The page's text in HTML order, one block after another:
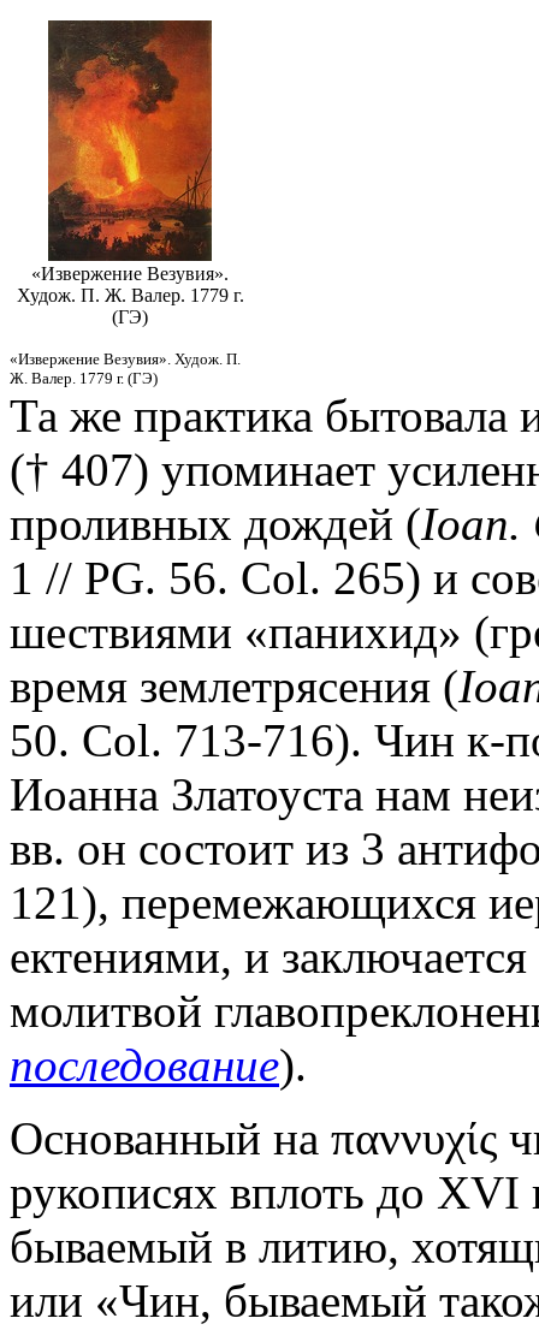
«Извержение Везувия».
Худож. П. Ж. Валер. 1779 г.
(ГЭ)
«Извержение Везувия». Худож. П.
Ж. Валер. 1779 г. (ГЭ)
Та же практика бытовала
(† 407) упоминает
проливных дождей (Ioan.
1 // PG. 56. Col. 265) и
шествиями «панихид»
время землетрясения (
50. Col. 713-716). Чин к-
Иоанна Златоуста нам
вв. он состоит из 3
121), перемежающихся
ектениями, и
молитвой
последование).
Основанный на παννυχίς
рукописях вплоть до
бываемый в литию,
или «Чин, бываемый